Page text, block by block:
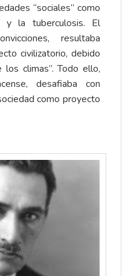
“sociales” como
y la tuberculosis. El
resultaba
civilizatorio, debido
climas”. Todo ello,
desafiaba con
como proyecto